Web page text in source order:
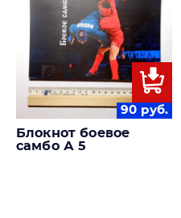
90 руб.
Блокнот боевое
самбо А 5